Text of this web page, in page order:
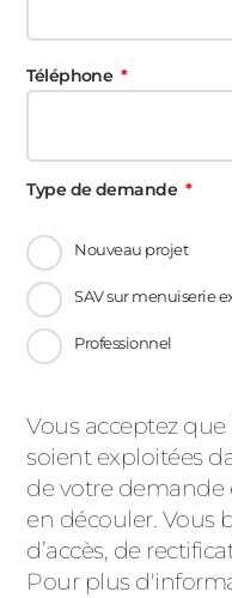
Téléphone
Type de demande
Nouveau projet
SAV sur menuiserie
Professionnel
Message
d'état
Vous acceptez
soient exploitées
de votre demande
en découler. Vous
d’accès, de
Pour plus